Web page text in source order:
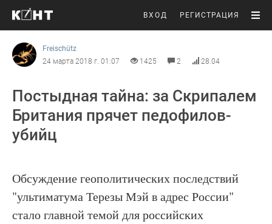
ВХОД РЕГИСТРАЦИЯ
Freischütz
24 марта 2018 г. 01:07
1425 2 28.04
Постыдная тайна: за Скрипалем
Британия прячет педофилов-
убийц
Обсуждение геополитических последствий
"ультиматума Терезы Мэй в адрес России"
стало главной темой для российских